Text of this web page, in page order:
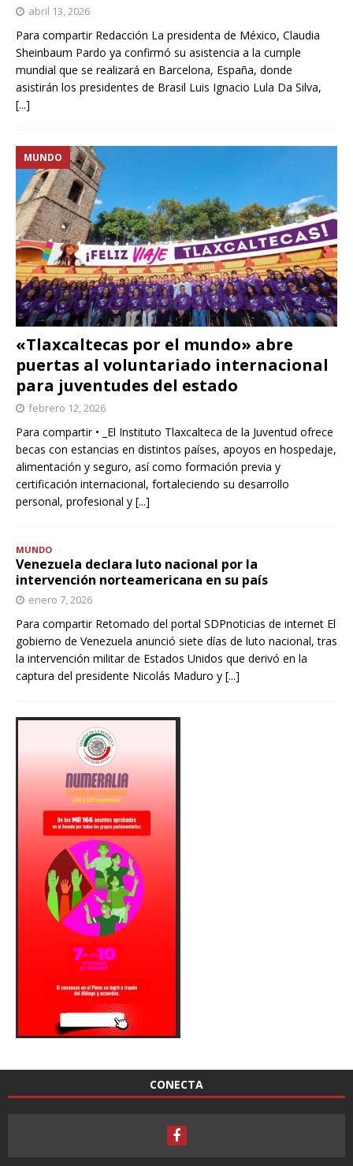
abril 13, 2026
Para compartir Redacción La presidenta de México, Claudia
Sheinbaum Pardo ya confirmó su asistencia a la cumple
mundial que se realizará en Barcelona, España, donde
asistirán los presidentes de Brasil Luis Ignacio Lula Da Silva,
[...]
«Tlaxcaltecas por el mundo» abre
puertas al voluntariado internacional
para juventudes del estado
MUNDO
febrero 12, 2026
Para compartir • _El Instituto Tlaxcalteca de la Juventud ofrece
becas con estancias en distintos países, apoyos en hospedaje,
alimentación y seguro, así como formación previa y
certificación internacional, fortaleciendo su desarrollo
personal, profesional y [...]
MUNDO
Venezuela declara luto nacional por la
intervención norteamericana en su país
enero 7, 2026
Para compartir Retomado del portal SDPnoticias de internet El
gobierno de Venezuela anunció siete días de luto nacional, tras
la intervención militar de Estados Unidos que derivó en la
captura del presidente Nicolás Maduro y [...]
CONECTA